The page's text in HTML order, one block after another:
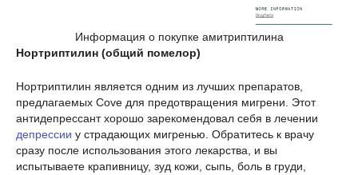
Информация о покупке амитриптилина
Нортриптилин (общий помелор)
Нортриптилин является одним из лучших препаратов,
предлагаемых Cove для предотвращения мигрени. Этот
антидепрессант хорошо зарекомендовал себя в лечении
депрессии у страдающих мигренью. Обратитесь к врачу
сразу после использования этого лекарства, и вы
испытываете крапивницу, зуд кожи, сыпь, боль в груди,